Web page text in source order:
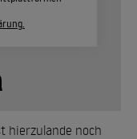
hierzulande noch